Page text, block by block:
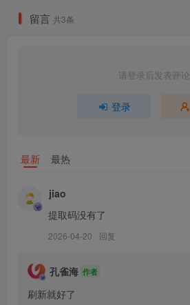
琳铛铛 – NO.015 粉红豹纹 [23P1V-98MB]
琳铛铛 – NO.014 嘉宾贴[20P1V-83MB]
[3.18]
琳铛铛 – NO.013 性感毛衣 [20P1V-83MB]
琳铛铛 – NO.012 网袜小护士[24P1V-94MB]
留言 共3条
请登录后发表评论
登录
最新 最热
jiao
提取码没有了
2026-04-20 回复
孔雀海 作者
刷新就好了